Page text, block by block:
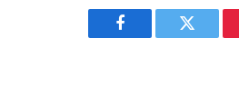
Facebook Twitter